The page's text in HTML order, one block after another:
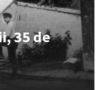
35 de